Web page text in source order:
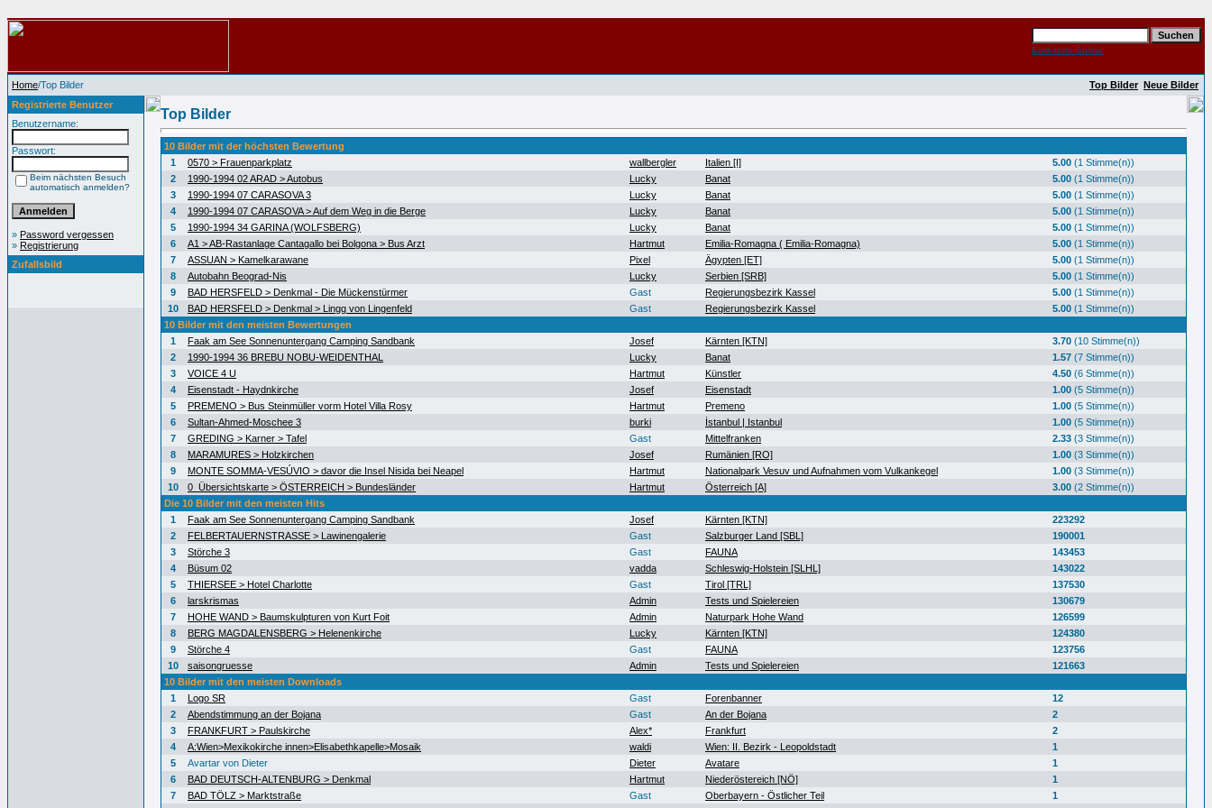
Erweiterte Suche
Home/Top Bilder Top Bilder Neue Bilder
Registrierte Benutzer
Benutzername:
Passwort:
Beim nächsten Besuch
automatisch anmelden?
» Password vergessen
» Registrierung
Zufallsbild
Top Bilder
10 Bilder mit der höchsten Bewertung
1
0570 > Frauenparkplatz wallbergler Italien [I] 5.00 (1 Stimme(n))
2
1990-1994 02 ARAD > Autobus Lucky Banat 5.00 (1 Stimme(n))
3
1990-1994 07 CARASOVA 3 Lucky Banat 5.00 (1 Stimme(n))
4
1990-1994 07 CARASOVA > Auf dem Weg in die Berge Lucky Banat 5.00 (1 Stimme(n))
5
1990-1994 34 GARINA (WOLFSBERG) Lucky Banat 5.00 (1 Stimme(n))
6
A1 > AB-Rastanlage Cantagallo bei Bolgona > Bus Arzt Hartmut Emilia-Romagna ( Emilia-Romagna) 5.00 (1 Stimme(n))
7
ASSUAN > Kamelkarawane Pixel Ägypten [ET] 5.00 (1 Stimme(n))
8
Autobahn Beograd-Nis Lucky Serbien [SRB] 5.00 (1 Stimme(n))
9
BAD HERSFELD > Denkmal - Die Mückenstürmer Gast Regierungsbezirk Kassel 5.00 (1 Stimme(n))
10
BAD HERSFELD > Denkmal > Lingg von Lingenfeld Gast Regierungsbezirk Kassel 5.00 (1 Stimme(n))
10 Bilder mit den meisten Bewertungen
1
Faak am See Sonnenuntergang Camping Sandbank Josef Kärnten [KTN] 3.70 (10 Stimme(n))
2
1990-1994 36 BREBU NOBU-WEIDENTHAL Lucky Banat 1.57 (7 Stimme(n))
3
VOICE 4 U Hartmut Künstler 4.50 (6 Stimme(n))
4
Eisenstadt - Haydnkirche Josef Eisenstadt 1.00 (5 Stimme(n))
5
PREMENO > Bus Steinmüller vorm Hotel Villa Rosy Hartmut Premeno 1.00 (5 Stimme(n))
6
Sultan-Ahmed-Moschee 3 burki İstanbul | Istanbul 1.00 (5 Stimme(n))
7
GREDING > Karner > Tafel Gast Mittelfranken 2.33 (3 Stimme(n))
8
MARAMURES > Holzkirchen Josef Rumänien [RO] 1.00 (3 Stimme(n))
9
MONTE SOMMA-VESÚVIO > davor die Insel Nisida bei Neapel Hartmut Nationalpark Vesuv und Aufnahmen vom Vulkankegel 1.00 (3 Stimme(n))
10
0_Übersichtskarte > ÖSTERREICH > Bundesländer Hartmut Österreich [A] 3.00 (2 Stimme(n))
Die 10 Bilder mit den meisten Hits
1
Faak am See Sonnenuntergang Camping Sandbank Josef Kärnten [KTN]
223292
2
FELBERTAUERNSTRASSE > Lawinengalerie Gast Salzburger Land [SBL]
190001
3
Störche 3 Gast FAUNA
143453
4
Büsum 02 vadda Schleswig-Holstein [SLHL]
143022
5
THIERSEE > Hotel Charlotte Gast Tirol [TRL]
137530
6
larskrismas Admin Tests und Spielereien
130679
7
HOHE WAND > Baumskulpturen von Kurt Foit Admin Naturpark Hohe Wand
126599
8
BERG MAGDALENSBERG > Helenenkirche Lucky Kärnten [KTN]
124380
9
Störche 4 Gast FAUNA
123756
10
saisongruesse Admin Tests und Spielereien
121663
10 Bilder mit den meisten Downloads
1
Logo SR Gast Forenbanner
12
2
Abendstimmung an der Bojana Gast An der Bojana
2
3
FRANKFURT > Paulskirche Alex* Frankfurt
2
4
A:Wien>Mexikokirche innen>Elisabethkapelle>Mosaik waldi Wien: II. Bezirk - Leopoldstadt
1
5
Avartar von Dieter Dieter Avatare
1
6
BAD DEUTSCH-ALTENBURG > Denkmal Hartmut Niederöstereich [NÖ]
1
7
BAD TÖLZ > Marktstraße Gast Oberbayern - Östlicher Teil
1